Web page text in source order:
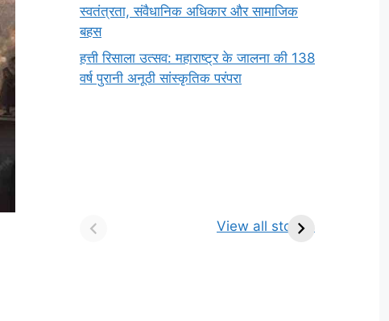
स्वतंत्रता, संवैधानिक अधिकार और सामाजिक
बहस
हत्ती रिसाला उत्सव: महाराष्ट्र के जालना की 138
वर्ष पुरानी अनूठी सांस्कृतिक परंपरा
View all stories
किसे कहते है? परिभाषा,
ज्योतिर्लिंग | नाम, स्थान एवं